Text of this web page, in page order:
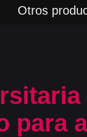
Otros
para